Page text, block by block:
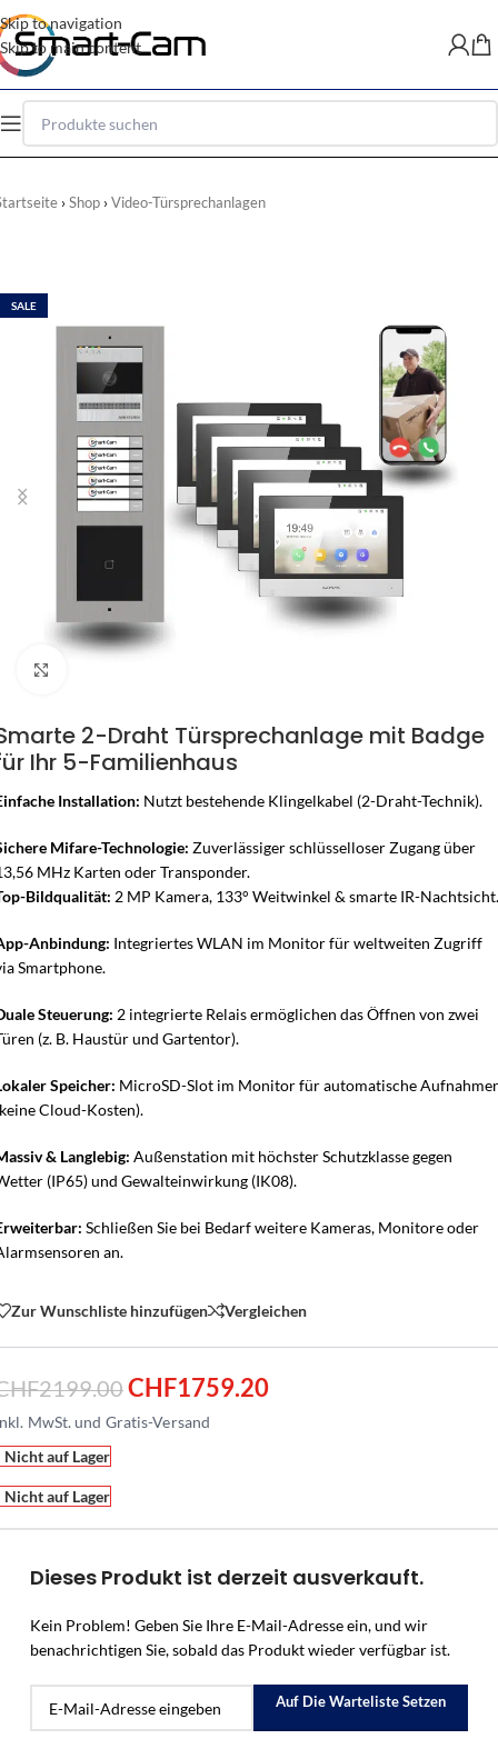
Skip to navigation
Skip to main content
Shop Video-Türsprechanlagen
SALE
2-Draht Türsprechanlage mit Badge
Ihr 5-Familienhaus
Installation: Nutzt bestehende Klingelkabel (2-Draht-Technik).
Mifare-Technologie: Zuverlässiger schlüsselloser Zugang über
MHz Karten oder Transponder.
Bildqualität: 2 MP Kamera, 133° Weitwinkel & smarte IR-Nachtsicht.
Anbindung: Integriertes WLAN im Monitor für weltweiten Zugriff
Smartphone.
Steuerung: 2 integrierte Relais ermöglichen das Öffnen von zwei
(z. B. Haustür und Gartentor).
Speicher: MicroSD-Slot im Monitor für automatische
Cloud-Kosten).
& Langlebig: Außenstation mit höchster Schutzklasse gegen
(IP65) und Gewalteinwirkung (IK08).
Schließen Sie bei Bedarf weitere Kameras, Monitore oder
an.
Zur Wunschliste hinzufügen Vergleichen
2199.00CHF1759.20
Nicht auf Lager
Nicht auf Lager
Dieses Produkt ist derzeit ausverkauft.
Kein Problem! Geben Sie Ihre E-Mail-Adresse ein, und wir
benachrichtigen Sie, sobald das Produkt wieder verfügbar ist.
Auf Die Warteliste Setzen